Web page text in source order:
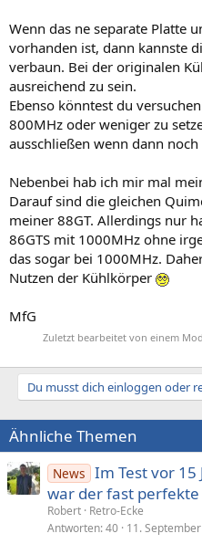
Wenn das ne separate Platte
vorhanden ist, dann kannste
verbaun. Bei der originalen
ausreichend zu sein.
Ebenso könntest du
800MHz oder weniger zu
ausschließen wenn dann
Nebenbei hab ich mir mal
Darauf sind die gleichen
meiner 88GT. Allerdings nur
86GTS mit 1000MHz ohne
das sogar bei 1000MHz.
Nutzen der Kühlkörper
MfG
Zuletzt bearbeitet von einem
Du musst dich einloggen oder
Ähnliche Themen
News Im Test vor 15
war der fast perfekte
Robert Retro-Ecke
Antworten 40 11.